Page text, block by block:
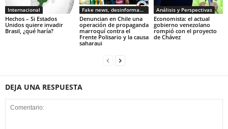
Internacional
Hechos – Si Estados
Unidos quiere invadir
Brasil, ¿qué haría?
Fake news, desinformacion
Denuncian en Chile una
operación de propaganda
marroquí contra el
Frente Polisario y la causa
saharaui
Análisis y Perspectivas
Economista: el actual
gobierno venezolano
rompió con el proyecto
de Chávez
DEJA UNA RESPUESTA